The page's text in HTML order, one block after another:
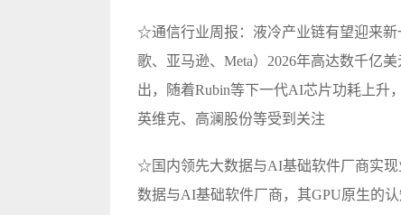
☆通信行业周报：液冷产业链有望迎来
歌、亚马逊、Meta）2026年高达数千亿
出，随着Rubin等下一代AI芯片功耗上升
英维克、高澜股份等受到关注
☆国内领先大数据与AI基础软件厂商实
数据与AI基础软件厂商，其GPU原生的